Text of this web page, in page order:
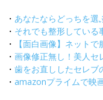
・ あなたならどっちを選
・ それでも整形している
・
【面白画像】ネット
・ 画像修正無し！美人セ
・ 歯をお直ししたセレブ
・ amazonプライムで映